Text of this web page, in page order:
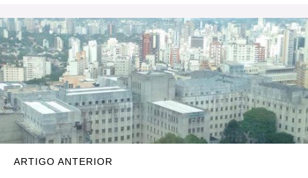
ARTIGO ANTERIOR